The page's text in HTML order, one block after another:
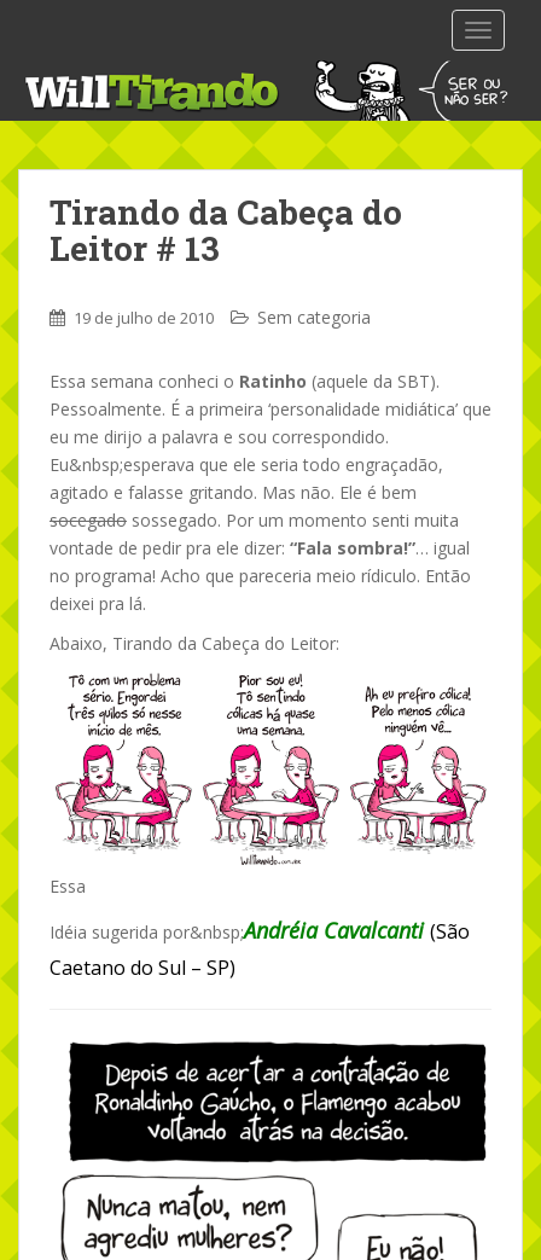
t
m
n
o
e
Tirando da Cabeça do
Leitor # 13
19 de julho de 2010 Sem categoria
Essa semana conheci o Ratinho (aquele da SBT).
Pessoalmente. É a primeira ‘personalidade midiática’ que
eu me dirijo a palavra e sou correspondido.
Eu&nbsp;esperava que ele seria todo engraçadão,
agitado e falasse gritando. Mas não. Ele é bem
socegado sossegado. Por um momento senti muita
vontade de pedir pra ele dizer: “Fala sombra!”… igual
no programa! Acho que pareceria meio rídiculo. Então
deixei pra lá.
Abaixo, Tirando da Cabeça do Leitor:
Essa
Idéia sugerida por&nbsp;Andréia Cavalcanti(São
Caetano do Sul – SP)